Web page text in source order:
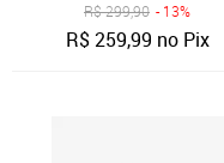
R$299,90 - 13%
R$259,99 no Pix